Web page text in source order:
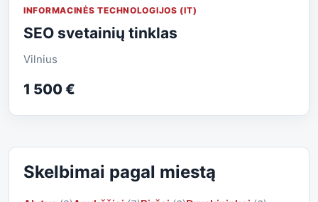
INFORMACINĖS TECHNOLOGIJOS (IT)
SEO svetainių tinklas
Vilnius
1 500 €
Skelbimai pagal miestą